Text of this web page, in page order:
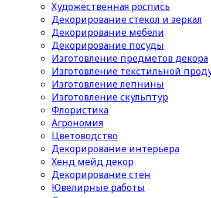
Художественная роспись
Декорирование стекол и зеркал
Декорирование мебели
Декорирование посуды
Изготовление предметов декора
Изготовление текстильной
Изготовление лепнины
Изготовление скульптур
Флористика
Агрономия
Цветоводство
Декорирование интерьера
Хенд мейд декор
Декорирование стен
Ювелирные работы